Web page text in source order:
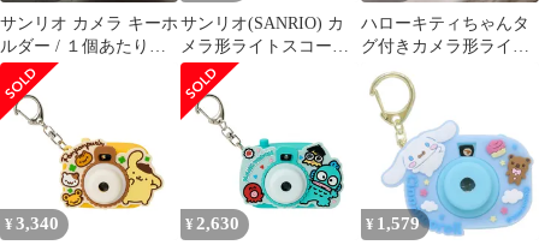
サンリオ カメラ キーホ
ルダー / １個あたりの
価格（送料無料）
サンリオ(SANRIO) カ
メラ形ライトスコープ
キーホルダー（ミニチ
ュアトイ） ポムポムプ
リン ABS樹脂・PVC
073776 [ポムポムプリ
ハローキティちゃんタ
グ付きカメラ形ライト
スコープキーホルダー
サンリオ
¥ 3,340 ¥ 2,630 ¥ 1,579